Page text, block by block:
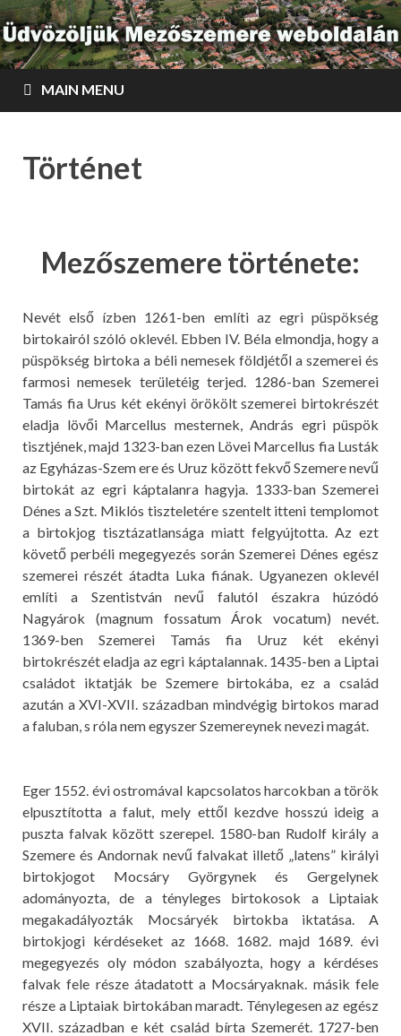
MAIN MENU
Történet
Mezőszemere története:
Nevét első ízben 1261-ben említi az egri püspökség
birtokairól szóló oklevél. Ebben IV. Béla elmondja, hogy a
püspökség birtoka a béli nemesek földjétől a szemerei és
farmosi nemesek területéig terjed. 1286-ban Szemerei
Tamás fia Urus két ekényi örökölt szemerei birtokrészét
eladja lövői Marcellus mesternek, András egri püspök
tisztjének, majd 1323-ban ezen Lövei Marcellus fia Lusták
az Egyházas-Szem ere és Uruz között fekvő Szemere nevű
birtokát az egri káptalanra hagyja. 1333-ban Szemerei
Dénes a Szt. Miklós tiszteletére szentelt itteni templomot
a birtokjog tisztázatlansága miatt felgyújtotta. Az ezt
követő perbéli megegyezés során Szemerei Dénes egész
szemerei részét átadta Luka fiának. Ugyanezen oklevél
említi a Szentistván nevű falutól északra húzódó
Nagyárok (magnum fossatum Árok vocatum) nevét.
1369-ben Szemerei Tamás fia Uruz két ekényi
birtokrészét eladja az egri káptalannak. 1435-ben a Liptai
családot iktatják be Szemere birtokába, ez a család
azután a XVI-XVII. században mindvégig birtokos marad
a faluban, s róla nem egyszer Szemereynek nevezi magát.
Eger 1552. évi ostromával kapcsolatos harcokban a török
elpusztította a falut, mely ettől kezdve hosszú ideig a
puszta falvak között szerepel. 1580-ban Rudolf király a
Szemere és Andornak nevű falvakat illető „latens” királyi
birtokjogot Mocsáry Györgynek és Gergelynek
adományozta, de a tényleges birtokosok a Liptaiak
megakadályozták Mocsáryék birtokba iktatása. A
birtokjogi kérdéseket az 1668. 1682. majd 1689. évi
megegyezés oly módon szabályozta, hogy a kérdéses
falvak fele része átadatott a Mocsáryaknak. másik fele
része a Liptaiak birtokában maradt. Ténylegesen az egész
XVII. században e két család bírta Szemerét. 1727-ben